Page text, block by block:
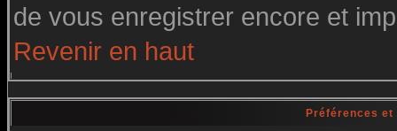
de vous enregistrer encore et
Revenir en haut
Préférences